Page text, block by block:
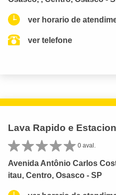
ver horario de
ver telefone
Lava Rapido e
0 aval.
Avenida Antônio Carlos
itau, Centro, Osasco - SP